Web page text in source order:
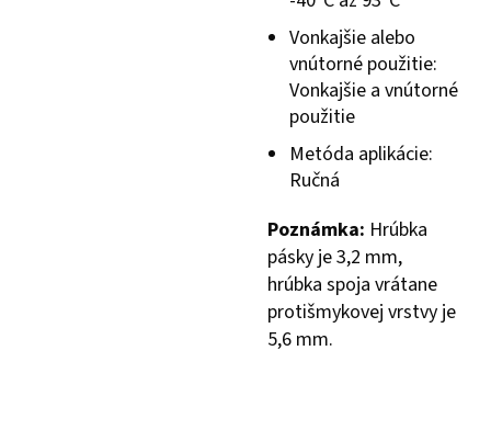
Vonkajšie alebo
vnútorné použitie:
Vonkajšie a vnútorné
použitie
Metóda aplikácie:
Ručná
Poznámka: Hrúbka
pásky je 3,2 mm,
hrúbka spoja vrátane
protišmykovej vrstvy je
5,6 mm.